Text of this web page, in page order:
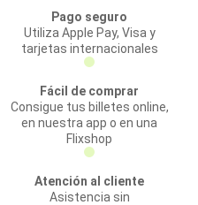
Pago seguro
Utiliza Apple Pay, Visa y
tarjetas internacionales
Fácil de comprar
Consigue tus billetes online,
en nuestra app o en una
Flixshop
Atención al cliente
Asistencia sin